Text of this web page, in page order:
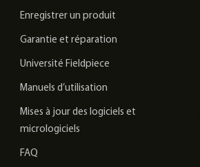
Enregistrer un produit
Garantie et réparation
Université Fieldpiece
Manuels d’utilisation
Mises à jour des logiciels et
micrologiciels
FAQ